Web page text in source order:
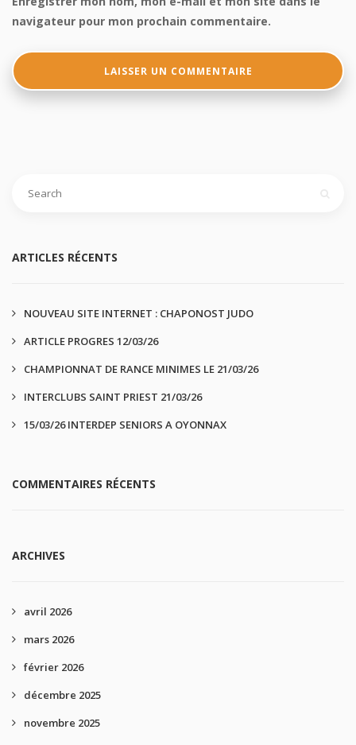
navigateur pour mon prochain commentaire.
ARTICLES RÉCENTS
NOUVEAU SITE INTERNET : CHAPONOST JUDO
ARTICLE PROGRES 12/03/26
CHAMPIONNAT DE RANCE MINIMES LE 21/03/26
INTERCLUBS SAINT PRIEST 21/03/26
15/03/26 INTERDEP SENIORS A OYONNAX
COMMENTAIRES RÉCENTS
ARCHIVES
avril 2026
mars 2026
février 2026
décembre 2025
novembre 2025